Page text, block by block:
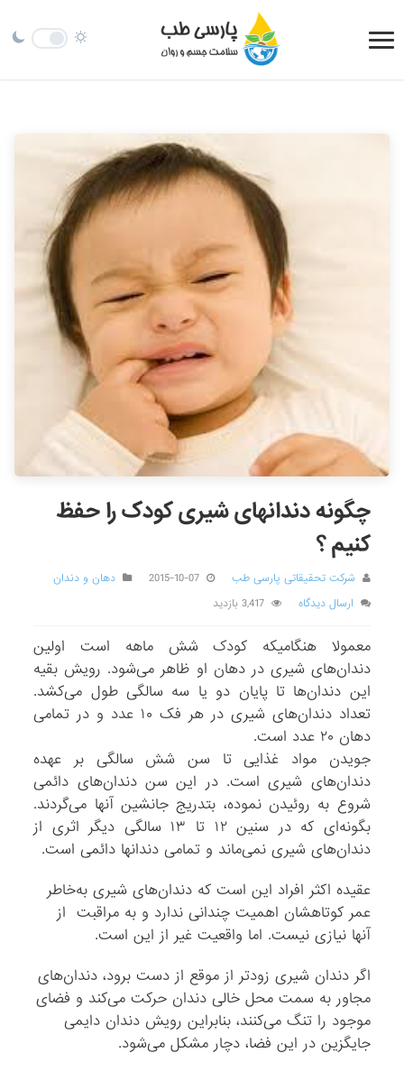
چگونه دندانهای شیری کودک را حفظ
کنیم ؟
شرکت تحقیقاتی پارسی طب 2015-10-07
دهان و دندان
ارسال دیدگاه
3,417 بازدید
معمولا هنگامیکه کودک شش ماهه است اولین
دندان‌های شیری در دهان او ظاهر می‌شود. رویش بقیه
این دندان‌ها تا پایان دو یا سه سالگی طول می‌کشد.
تعداد دندان‌های شیری در هر فک ۱۰ عدد و در تمامی
دهان ۲۰ عدد است.
جویدن مواد غذایی تا سن شش سالگی بر عهده
دندان‌های شیری است. در این سن دندان‌های دائمی
شروع به روئیدن نموده، بتدریج جانشین آنها می‌گردند.
بگونه‌ای که در سنین ۱۲ تا ۱۳ سالگی دیگر اثری از
دندان‌های شیری نمی‌ماند و تمامی دندانها دائمی است.
عقیده اکثر افراد این است که دندان‌های شیری به‌خاطر
عمر کوتاهشان اهمیت چندانی ندارد و به مراقبت ‌ از
آنها نیازی نیست. اما واقعیت غیر از این است.
اگر دندان شیری زودتر از موقع از دست برود، دندان‌های
مجاور به سمت محل خالی دندان حرکت می‌کند و فضای
موجود را تنگ می‌کنند، بنابراین رویش دندان دایمی
جایگزین در این فضا، دچار مشکل می‌شود.